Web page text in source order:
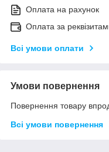
Оплата на рахунок
Оплата за
Всі умови оплати
Умови повернення
Повернення товару
Всі умови повернення